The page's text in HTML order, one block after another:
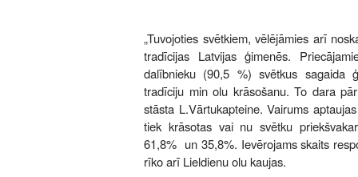
„Tuvojoties svētkiem, vēlējāmies arī
tradīcijas Latvijas ģimenēs.
dalībnieku (90,5 %) svētkus sagaida
tradīciju min olu krāsošanu. To dara
stāsta L.Vārtukapteine. Vairums
tiek krāsotas vai nu svētku
61,8% un 35,8%. Ievērojams skaits
rīko arī Lieldienu olu kaujas.